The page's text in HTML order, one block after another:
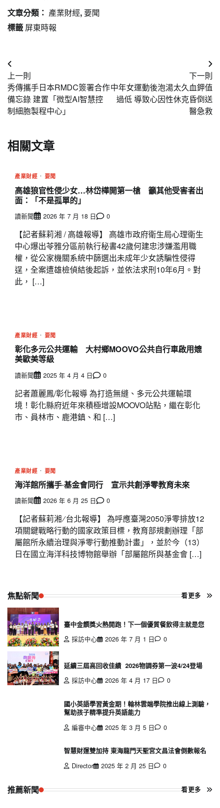
文章分類： 產業財經,要聞
標籤 屏東時報
文
章
導
覽
上一則
秀傳攜手日本RMDC簽署合作
備忘錄 建置「微型AI智慧控
制細胞製程中心」
下一則
中年女運動後泡湯太久血鉀值
過低 導致心因性休克昏倒送
醫急救
相關文章
產業財經 要聞
高雄狼官性侵少女…林岱樺開第一槍 籲其他受害者出
面：「不是孤單的」
讀新聞 2026 年 7 月 18 日 0
【記者蘇莉湘 / 高雄報導】 高雄市政府衛生局心理衛生
中心爆出苓雅分區前執行秘書42歲何建忠涉嫌濫用職
權，從公家機關系統中篩選出未成年少女誘騙性侵得
逞，全案遭雄檢偵結後起訴，並依法求刑10年6月。對
此， […]
產業財經 要聞
彰化多元公共運輸 大村鄉MOOVO公共自行車啟用媲
美歐美等級
讀新聞 2025 年 4 月 4 日 0
記者蕭麗鳳/彰化報導 為打造無縫、多元公共運輸環
境！彰化縣府近年來積極增設MOOVO站點，繼在彰化
市、員林市、鹿港鎮、和 […]
產業財經 要聞
海洋館所攜手‧基金會同行 宣示共創淨零教育未來
讀新聞 2026 年 6 月 25 日 0
【記者蘇莉湘 ∕ 台北報導】 為呼應臺灣2050淨零排放12
項關鍵戰略行動的國家政策目標，教育部規劃辦理「部
屬館所永續治理與淨零行動推動計畫」，並於今（13）
日在國立海洋科技博物館舉辦「部屬館所與基金會 […]
焦點新聞 看更多
臺中金饌獎火熱開跑！下一個優質餐飲得主就是您
採訪中心
2026 年 7 月 1 日 0
延續三屆高回收佳績 2026物調券第一波4/24登場
採訪中心
2026 年 4 月 17 日 0
國小英語學習黃金期！翰林雲端學院推出線上測驗，
幫助孩子精準提升英語能力
編審中心
2025 年 3 月 5 日 0
智慧財運雙加持 東海龍門天聖宮文昌法會倒數報名
Director
2025 年 2 月 25 日 0
推薦新聞 看更多